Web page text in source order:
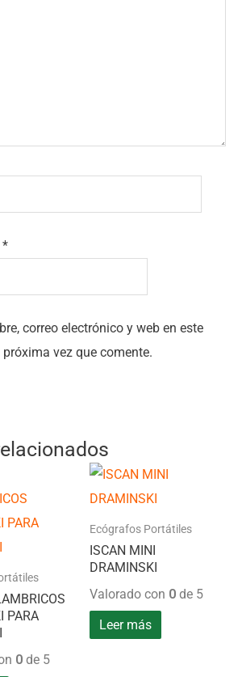
*
correo electrónico y web en este
vez que comente.
PARA
0 de 5
Ecógrafos Portátiles
ISCAN MINI
DRAMINSKI
Valorado con 0de 5
Leer más